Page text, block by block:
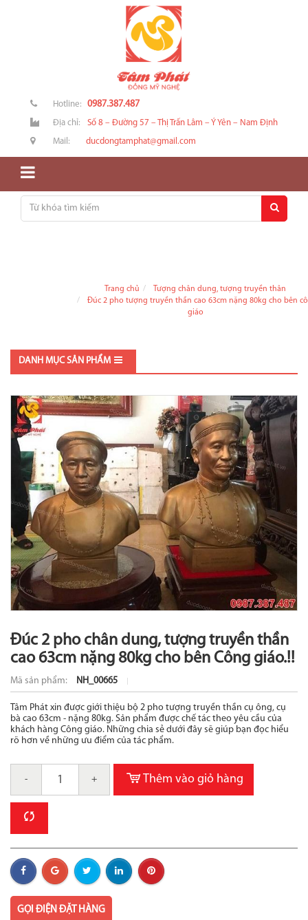
Hotline: 0987.387.487
Địa chỉ: Số 8 – Đường 57 – Thị Trấn Lâm – Ý Yên – Nam Định
Mail: ducdongtamphat@gmail.com
Trang chủ
Tượng chân dung, tượng truyền thân
Đúc 2 pho tượng truyền thần cao 63cm nặng 80kg cho bên
giáo
DANH MỤC SẢN PHẨM
Đúc 2 pho chân dung, tượng truyền thần
cao 63cm nặng 80kg cho bên Công giáo.!!
Mã sản phẩm: NH_00665
Tâm Phát xin được giới thiệu bộ 2 pho tượng truyền thần cụ ông, cụ
bà cao 63cm - nặng 80kg. Sản phẩm được chế tác theo yêu cầu của
khách hàng Công giáo. Những chia sẻ dưới đây sẽ giúp bạn đọc hiểu
rõ hơn về những ưu điểm của tác phẩm.
- + Thêm vào giỏ hàng
GỌI ĐIỆN ĐẶT HÀNG